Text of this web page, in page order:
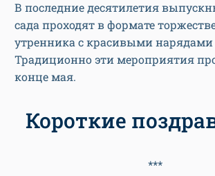
В последние десятилетия
сада проходят в формате
утренника с красивыми
Традиционно эти мероприятия
конце мая.
Короткие
***